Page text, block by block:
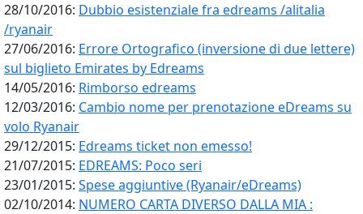
28/10/2016: Dubbio esistenziale fra edreams /alitalia
/ryanair
27/06/2016: Errore Ortografico (inversione di due lettere)
sul biglieto Emirates by Edreams
14/05/2016: Rimborso edreams
12/03/2016: Cambio nome per prenotazione eDreams su
volo Ryanair
29/12/2015: Edreams ticket non emesso!
21/07/2015: EDREAMS: Poco seri
23/01/2015: Spese aggiuntive (Ryanair/eDreams)
02/10/2014: NUMERO CARTA DIVERSO DALLA MIA :